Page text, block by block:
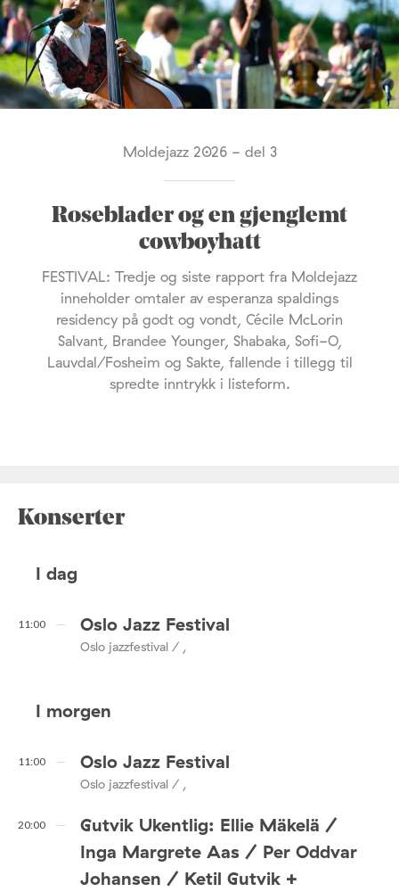
Moldejazz 2026 - del 3
Roseblader og en gjenglemt
cowboyhatt
FESTIVAL: Tredje og siste rapport fra Moldejazz
inneholder omtaler av esperanza spaldings
residency på godt og vondt, Cécile McLorin
Salvant, Brandee Younger, Shabaka, Sofi-O,
Lauvdal/Fosheim og Sakte, fallende i tillegg til
spredte inntrykk i listeform.
Konserter
I dag
11:00 Oslo Jazz Festival
Oslo jazzfestival / ,
I morgen
11:00 Oslo Jazz Festival
Oslo jazzfestival / ,
20:00
Gutvik Ukentlig: Ellie Mäkelä /
Inga Margrete Aas / Per Oddvar
Johansen / Ketil Gutvik +